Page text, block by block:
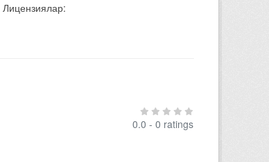
Лицензиялар:
0.0 - 0 ratings